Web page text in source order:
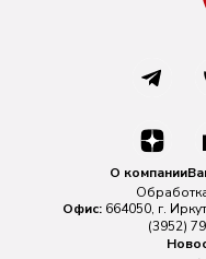
О компании
Офис: 664050, г.
(3952)